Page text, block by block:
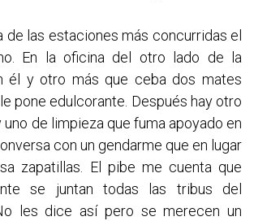
de las estaciones más concurridas el
En la oficina del otro lado de la
él y otro más que ceba dos mates
pone edulcorante. Después hay otro
de limpieza que fuma apoyado en
con un gendarme que en lugar
zapatillas. El pibe me cuenta que
se juntan todas las tribus del
les dice así pero se merecen un